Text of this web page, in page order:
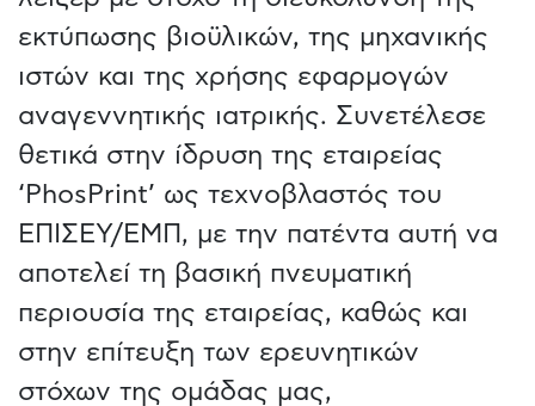
εκτύπωσης βιοϋλικών, της μηχανικής
ιστών και της χρήσης εφαρμογών
αναγεννητικής ιατρικής. Συνετέλεσε
θετικά στην ίδρυση της εταιρείας
‘PhosPrint’ ως τεχνοβλαστός του
ΕΠΙΣΕΥ/ΕΜΠ, με την πατέντα αυτή να
αποτελεί τη βασική πνευματική
περιουσία της εταιρείας, καθώς και
στην επίτευξη των ερευνητικών
στόχων της ομάδας μας,